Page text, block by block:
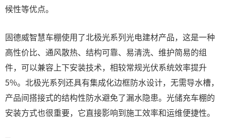
候性等优点。
固德威智慧车棚使用了北极光系列光电建材产品，这是一种
高性价比、通风散热、结构可靠、易清洗、维护简易的组
件，可以兼容上下安装技术，相较常规光伏系统效率提升
5%。北极光系列还具有集成化边框防水设计，无需导水槽，
产品间搭接式的结构性防水避免了漏水隐患。光储充车棚的
安装方式也很重要，它直接影响到施工效率和运维便捷性。